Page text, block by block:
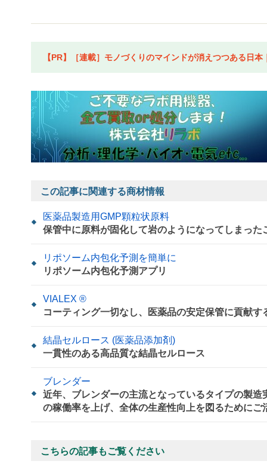
【PR】［連載］モノづくりのマインドが消えつつある日
この記事に関連する商材情報
医薬品製造用GMP顆粒状原料
保管中に原料が固化して岩のようになってしまった
リポソーム内包化予測を簡単に
リポソーム内包化予測アプリ
VIALEX ®
コーティング一切なし、医薬品の安定保管に貢献
結晶セルロース (医薬品添加剤)
一貫性のある高品質な結晶セルロース
ブレンダー
近年、ブレンダーの主流となっているタイプの製
の稼働率を上げ、全体の生産性向上を図るためにご
こちらの記事もご覧ください